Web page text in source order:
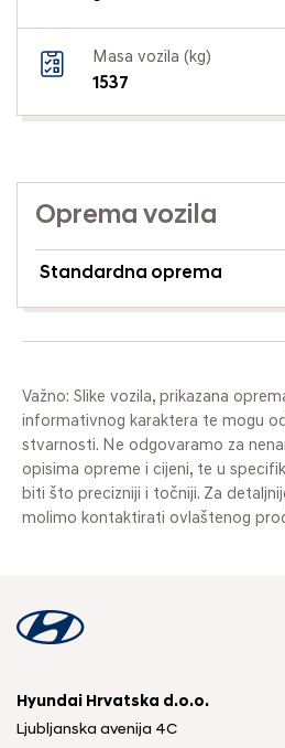
Masa vozila (kg)
1537
Oprema vozila
Standardna oprema
Važno: Slike vozila, prikazana
informativnog karaktera te mogu
stvarnosti. Ne odgovaramo za
opisima opreme i cijeni, te u
biti što precizniji i točniji. Za
molimo kontaktirati ovlaštenog
Hyundai Hrvatska d.o.o.
Ljubljanska avenija 4C